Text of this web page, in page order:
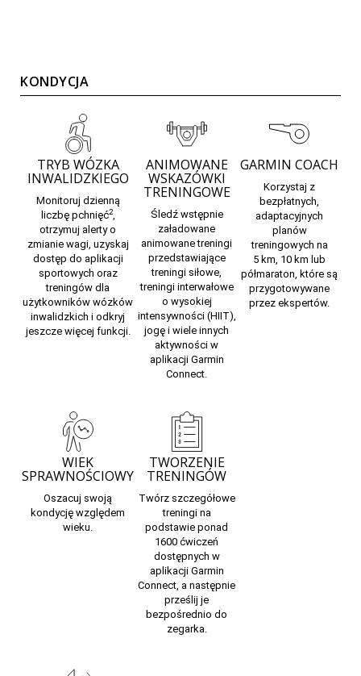
KONDYCJA
TRYB WÓZKA
INWALIDZKIEGO
Monitoruj dzienną
liczbę pchnięć2,
otrzymuj alerty o
zmianie wagi, uzyskaj
dostęp do aplikacji
sportowych oraz
treningów dla
użytkowników wózków
inwalidzkich i odkryj
jeszcze więcej funkcji.
ANIMOWANE
WSKAZÓWKI
TRENINGOWE
Śledź wstępnie
załadowane
animowane treningi
przedstawiające
treningi siłowe,
treningi interwałowe
o wysokiej
intensywności (HIIT),
jogę i wiele innych
aktywności w
aplikacji Garmin
Connect
GARMIN COACH
Korzystaj z
bezpłatnych,
adaptacyjnych
planów
treningowych na
5 km, 10 km lub
półmaraton, które są
przygotowywane
przez ekspertów.
WIEK
SPRAWNOŚCIOWY
Oszacuj swoją
kondycję względem
wieku.
TWORZENIE
TRENINGÓW
Twórz szczegółowe
treningi na
podstawie ponad
1600 ćwiczeń
dostępnych w
aplikacji Garmin
Connect, a następnie
prześlij je
bezpośrednio do
zegarka.